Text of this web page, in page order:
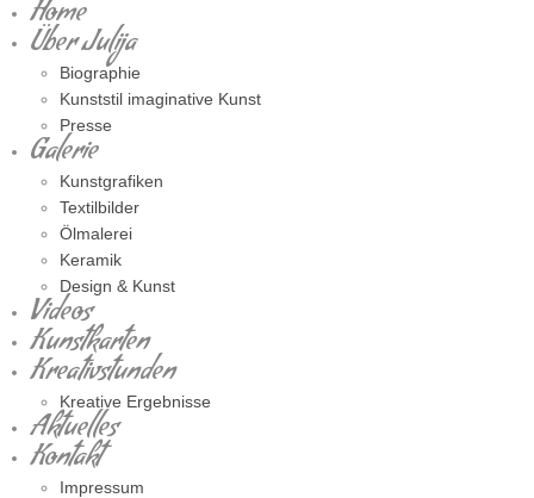
Home
Über Julija
Biographie
Kunststil imaginative Kunst
Presse
Galerie
Kunstgrafiken
Textilbilder
Ölmalerei
Keramik
Design & Kunst
Videos
Kunstkarten
Kreativstunden
Kreative Ergebnisse
Aktuelles
Kontakt
Impressum